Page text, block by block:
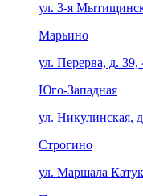
ул. 3-я
Марьино
ул. Перерва, д. 39,
Юго-Западная
ул. Никулинская,
Строгино
ул. Маршала